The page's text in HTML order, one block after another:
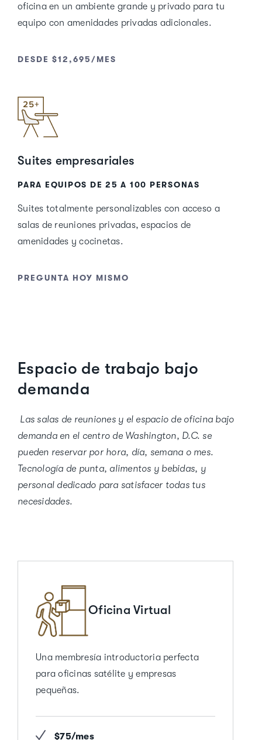
oficina en un ambiente grande y privado para tu
equipo con amenidades privadas adicionales.
DESDE $12,695/MES
Suites empresariales
PARA EQUIPOS DE 25 A 100 PERSONAS
Suites totalmente personalizables con acceso a
salas de reuniones privadas, espacios de
amenidades y cocinetas.
PREGUNTA HOY MISMO
Espacio de trabajo bajo
demanda
Las salas de reuniones y el espacio de oficina bajo
demanda en el centro de Washington, D.C. se
pueden reservar por hora, día, semana o mes.
Tecnología de punta, alimentos y bebidas, y
personal dedicado para satisfacer todas tus
necesidades.
Oficina Virtual
Una membresía introductoria perfecta
para oficinas satélite y empresas
pequeñas.
$75/mes